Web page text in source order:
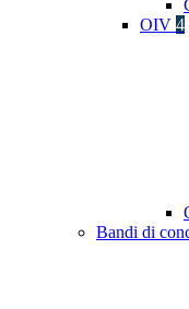
OIV 4
Bandi di